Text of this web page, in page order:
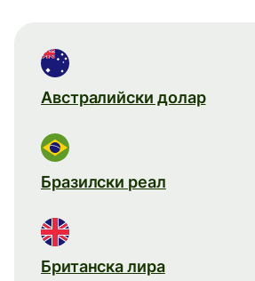
Австралийски долар
Бразилски реал
Британска лира